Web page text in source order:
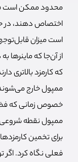
محدود ممکن است
اختصاص دهند، در
است میزان
از آن‌جا که
که کارمزد بالاتری
ممپول خارج
خصوص زمانی که
ممپول نقطه شروعی
برای تخمین
فعلی نگاه کرد. اگر